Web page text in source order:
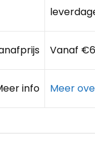
Vanaf
info Meer